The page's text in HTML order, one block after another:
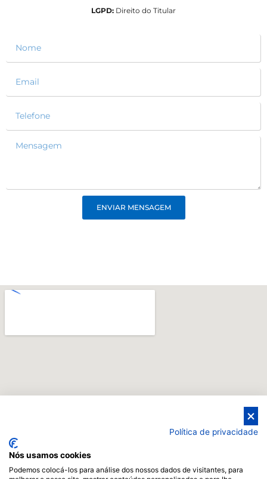
LGPD: Direito do Titular
ENVIAR MENSAGEM
Política de privacidade
Nós usamos cookies
Podemos colocá-los para análise dos nossos dados de visitantes, para